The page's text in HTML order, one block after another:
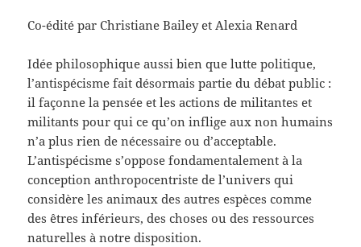
Co-édité par Christiane Bailey et Alexia Renard
Idée philosophique aussi bien que lutte politique,
l’antispécisme fait désormais partie du débat public :
il façonne la pensée et les actions de militantes et
militants pour qui ce qu’on inflige aux non humains
n’a plus rien de nécessaire ou d’acceptable.
L’antispécisme s’oppose fondamentalement à la
conception anthropocentriste de l’univers qui
considère les animaux des autres espèces comme
des êtres inférieurs, des choses ou des ressources
naturelles à notre disposition.